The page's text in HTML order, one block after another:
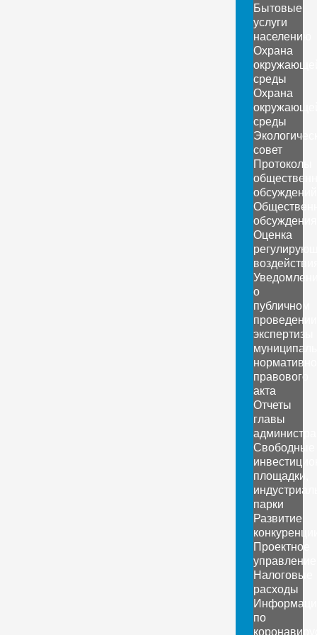
Бытовые
услуги
населению
Охрана
среды
Охрана
среды
совет
Протоколы
обсуждений
обсуждения
Оценка
о
публичном
проведении
экспертизы
правового
акта
Отчеты
главы
Свободные
площадки,
парки
Развитие
Проектное
управление
Налоговые
расходы
по